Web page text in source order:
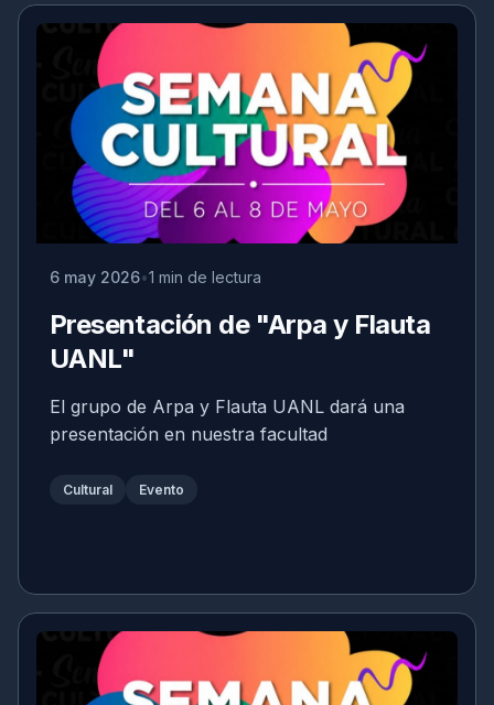
6 may 2026 1 min de lectura
Presentación de "Arpa y Flauta
UANL"
El grupo de Arpa y Flauta UANL dará una
presentación en nuestra facultad
Cultural Evento